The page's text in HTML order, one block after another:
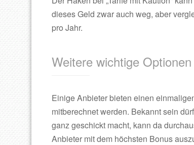
dieses Geld zwar auch weg, aber
pro Jahr.
Weitere wichtige Optionen
Einige Anbieter bieten einen
mitberechnet werden. Bekannt sein
ganz geschickt macht, kann da
Anbieter mit dem höchsten Bonus